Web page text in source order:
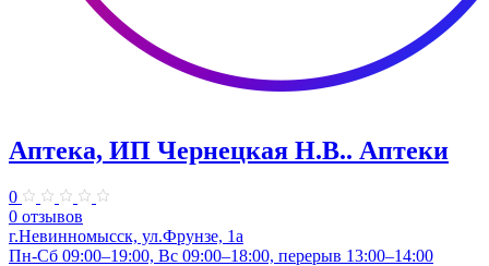
Аптека, ИП Чернецкая Н.В.. Аптеки
0
0 отзывов
г.Невинномысск, ул.Фрунзе, 1а
Пн-Сб 09:00–19:00, Вс 09:00–18:00, перерыв 13:00–14:00